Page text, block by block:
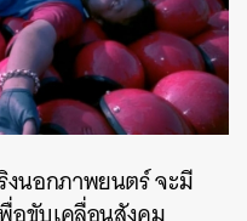
งนอกภาพยนตร์ จะมี